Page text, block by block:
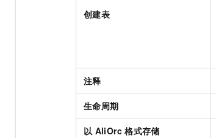
创建表
注释
生命周期
以 AliOrc 格式存储